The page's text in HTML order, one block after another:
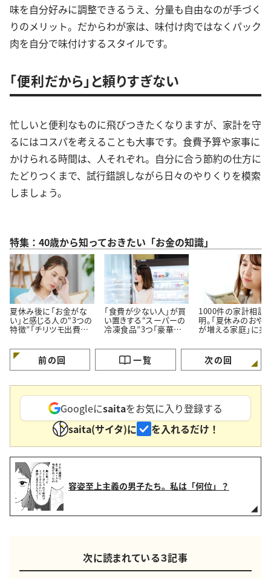
味を自分好みに調整できるうえ、分量も自由なのが手づく
りのメリット。だからわが家は、味付け肉ではなくパック
肉を自分で味付けするスタイルです。
「便利だから」と頼りすぎない
忙しいと便利なものに飛びつきたくなりますが、家計を守
るにはコスパを考えることも大事です。食費予算や家事に
かけられる時間は、人それぞれ。自分に合う節約の仕方に
たどりつくまで、試行錯誤しながら日々のやりくりを模索
しましょう。
特集：40歳から知っておきたい「お金の知識」
夏休み後に「お金がな
い」と感じる人の“3つの
特徴”「チリツモ出費に
「食費が少ない人」が買
い置きする“スーパーの
冷凍食品”3つ「豪華に
る」
1000件の家計相談
明。「夏休みのおや
が増える家庭」に共
前の回 一覧 次の回
Googleにsaitaをお気に入り登録する
saita(サイタ)に
を入れるだけ！
容姿至上主義の男子たち。私は「何位」？
次に読まれている３記事